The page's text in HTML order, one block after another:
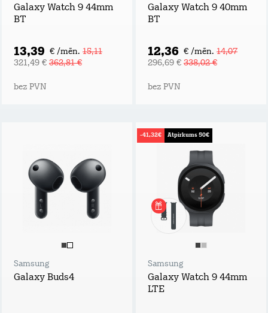
Galaxy Watch 9 44mm
BT
13,39 € /mēn. 15,11
321,49 € 362,81 €
bez PVN
Galaxy Watch 9 40mm
BT
12,36 € /mēn. 14,07
296,69 € 338,02 €
bez PVN
Samsung
Galaxy Buds4
-41,32€ Atpirkums 50€
Samsung
Galaxy Watch 9 44mm
LTE